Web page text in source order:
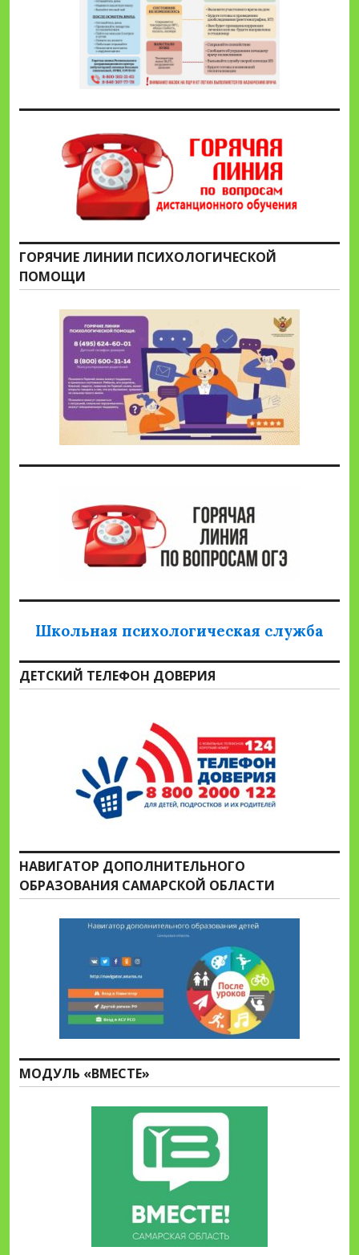
ГОРЯЧИЕ ЛИНИИ ПСИХОЛОГИЧЕСКОЙ
ПОМОЩИ
Школьная психологическая служба
ДЕТСКИЙ ТЕЛЕФОН ДОВЕРИЯ
НАВИГАТОР ДОПОЛНИТЕЛЬНОГО
ОБРАЗОВАНИЯ САМАРСКОЙ ОБЛАСТИ
МОДУЛЬ «ВМЕСТЕ»